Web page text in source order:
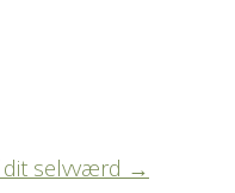
selvværd →